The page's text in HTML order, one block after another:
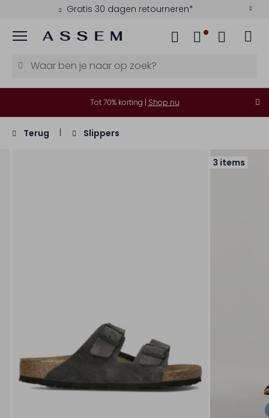
Gratis 30 dagen retourneren*
Menu
Tot 70% korting | Shop nu
Terug Slippers
3 items